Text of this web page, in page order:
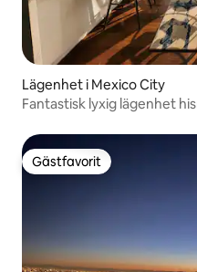
Lägenhet i Mexico City
Fantastisk lyxig lägenhet
Gästfavorit
Gästfavorit